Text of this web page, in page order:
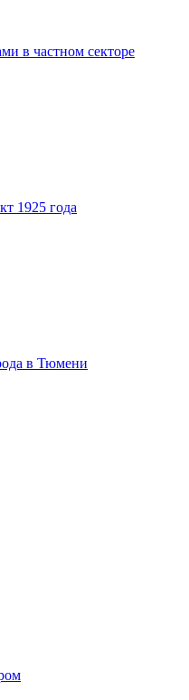
в частном секторе
1925 года
в Тюмени